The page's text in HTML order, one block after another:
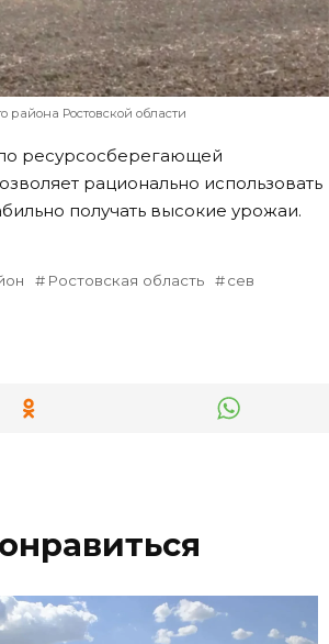
Ростовской области
ресурсосберегающей
рационально использовать
получать высокие урожаи.
Ростовская область сев